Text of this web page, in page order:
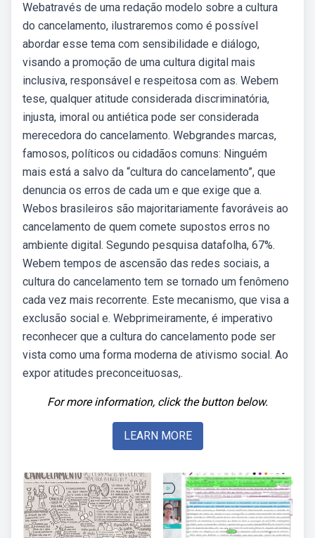
Webatravés de uma redação modelo sobre a cultura
do cancelamento, ilustraremos como é possível
abordar esse tema com sensibilidade e diálogo,
visando a promoção de uma cultura digital mais
inclusiva, responsável e respeitosa com as. Webem
tese, qualquer atitude considerada discriminatória,
injusta, imoral ou antiética pode ser considerada
merecedora do cancelamento. Webgrandes marcas,
famosos, políticos ou cidadãos comuns: Ninguém
mais está a salvo da “cultura do cancelamento”, que
denuncia os erros de cada um e que exige que a.
Webos brasileiros são majoritariamente favoráveis ao
cancelamento de quem comete supostos erros no
ambiente digital. Segundo pesquisa datafolha, 67%.
Webem tempos de ascensão das redes sociais, a
cultura do cancelamento tem se tornado um fenômeno
cada vez mais recorrente. Este mecanismo, que visa a
exclusão social e. Webprimeiramente, é imperativo
reconhecer que a cultura do cancelamento pode ser
vista como uma forma moderna de ativismo social. Ao
expor atitudes preconceituosas,.
For more information, click the button below.
LEARN MORE